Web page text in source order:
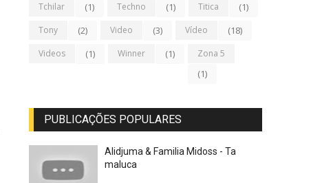
Tchilar (1) Techno (1) Titica (1)
Tony (2) Video (3) Vídeo (18)
Videos (1) Winner (1) Zona 5
(1)
PUBLICAÇÕES POPULARES
Alidjuma & Familia Midoss - Ta
maluca